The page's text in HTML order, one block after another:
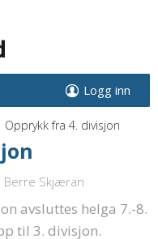
Logg inn
Opprykk fra 4. divisjon
Berre Skjæran
avsluttes helga 7.-8.
til 3. divisjon.